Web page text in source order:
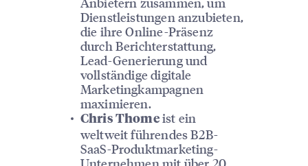
Dienstleistungen anzubieten,
die ihre Online-Präsenz
durch Berichterstattung,
Lead-Generierung und
vollständige digitale
Marketingkampagnen
maximieren.
Chris Thomeist ein
weltweit führendes B2B-
SaaS-Produktmarketing-
Unternehmen mit über 20